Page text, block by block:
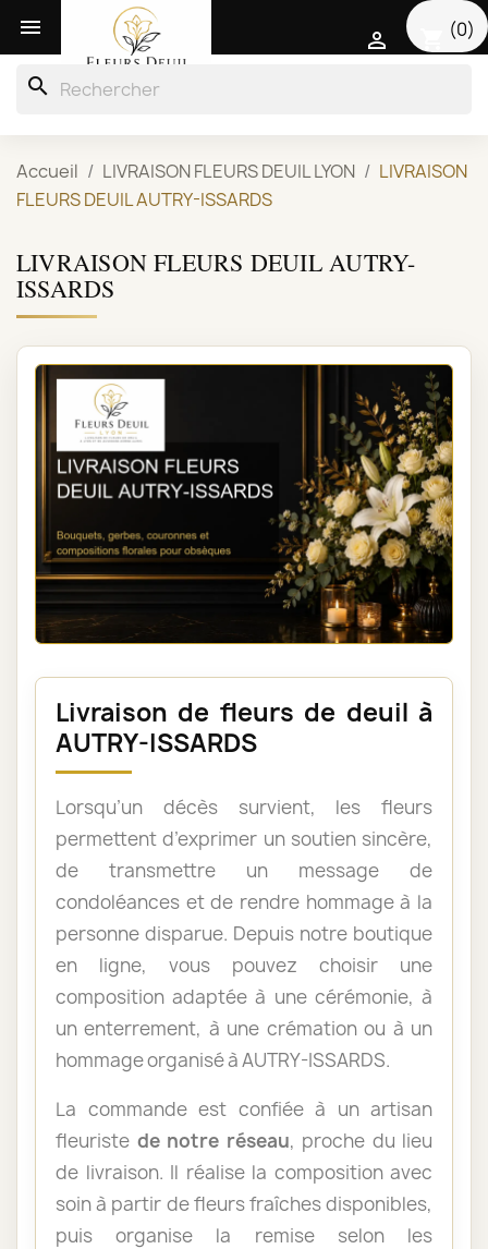
 (0)

search
Accueil LIVRAISON FLEURS DEUIL LYON
LIVRAISON
FLEURS DEUIL AUTRY-ISSARDS
LIVRAISON FLEURS DEUIL AUTRY-
ISSARDS
Livraison de fleurs de deuil à
AUTRY-ISSARDS
Lorsqu’un décès survient, les fleurs
permettent d’exprimer un soutien sincère,
de transmettre un message de
condoléances et de rendre hommage à la
personne disparue. Depuis notre boutique
en ligne, vous pouvez choisir une
composition adaptée à une cérémonie, à
un enterrement, à une crémation ou à un
hommage organisé à AUTRY-ISSARDS.
La commande est confiée à un artisan
fleuriste de notre réseau, proche du lieu
de livraison. Il réalise la composition avec
soin à partir de fleurs fraîches disponibles,
puis organise la remise selon les